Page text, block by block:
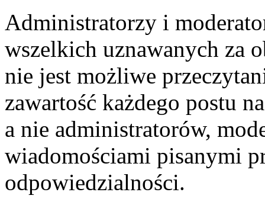
Administratorzy i
wszelkich uznawanych za
nie jest możliwe
zawartość każdego postu
a nie administratorów,
wiadomościami pisanymi
odpowiedzialności.